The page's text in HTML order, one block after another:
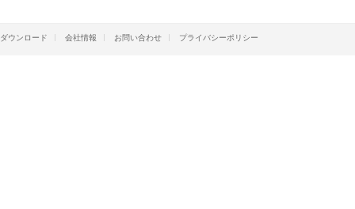
ダウンロード 会社情報 お問い合わせ プライバシーポリシー